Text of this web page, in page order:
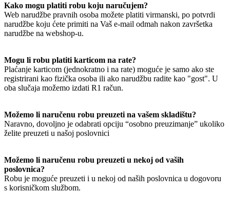
Kako mogu platiti robu koju naručujem?
Web narudžbe pravnih osoba možete platiti virmanski, po potvrdi
narudžbe koju ćete primiti na Vaš e-mail odmah nakon završetka
narudžbe na webshop-u.
Mogu li robu platiti karticom na rate?
Plaćanje karticom (jednokratno i na rate) moguće je samo ako ste
registrirani kao fizička osoba ili ako narudžbu radite kao "gost". U
oba slučaja možemo izdati R1 račun.
Možemo li naručenu robu preuzeti na vašem skladištu?
Naravno, dovoljno je odabrati opciju “osobno preuzimanje” ukoliko
želite preuzeti u našoj poslovnici
Možemo li naručenu robu preuzeti u nekoj od vaših
poslovnica?
Robu je moguće preuzeti i u nekoj od naših poslovnica u dogovoru
s korisničkom službom.